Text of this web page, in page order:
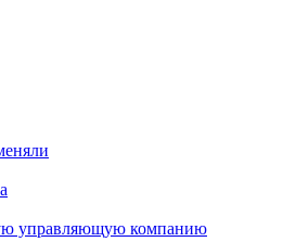
управляющую компанию